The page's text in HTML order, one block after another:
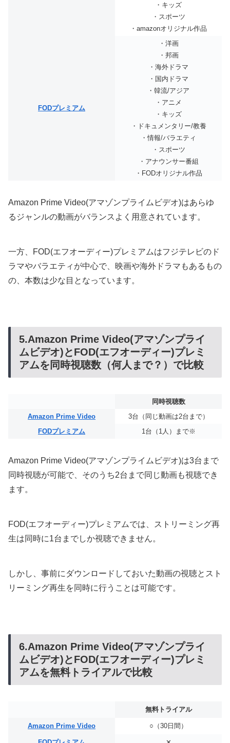
・キッズ
・スポーツ
・amazonオリジナル作品
FODプレミアム
・洋画
・邦画
・海外ドラマ
・国内ドラマ
・韓流/アジア
・アニメ
・キッズ
・ドキュメンタリー/教養
・情報/バラエティ
・スポーツ
・アナウンサー番組
・FODオリジナル作品
Amazon Prime Video(アマゾンプライムビデオ)はあらゆ
るジャンルの動画がバランスよく用意されています。
一方、FOD(エフオーディー)プレミアムはフジテレビのド
ラマやバラエティが中心で、映画や海外ドラマもあるもの
の、本数は少な目となっています。
5.Amazon Prime Video(アマゾンプライ
ムビデオ)とFOD(エフオーディー)プレミ
アムを同時視聴数（何人まで？）で比較
同時視聴数
Amazon Prime Video
3台（同じ動画は2台まで）
FODプレミアム
1台（1人）まで※
Amazon Prime Video(アマゾンプライムビデオ)は3台まで
同時視聴が可能で、そのうち2台まで同じ動画も視聴でき
ます。
FOD(エフオーディー)プレミアムでは、ストリーミング再
生は同時に1台までしか視聴できません。
しかし、事前にダウンロードしておいた動画の視聴とスト
リーミング再生を同時に行うことは可能です。
6.Amazon Prime Video(アマゾンプライ
ムビデオ)とFOD(エフオーディー)プレミ
アムを無料トライアルで比較
無料トライアル
Amazon Prime Video ○（30日間）